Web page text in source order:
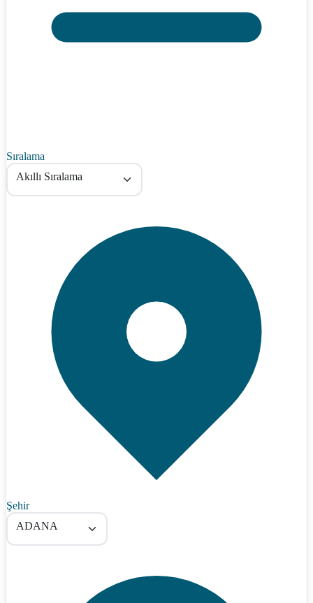
Sıralama
Akıllı Sıralama
Şehir
ADANA